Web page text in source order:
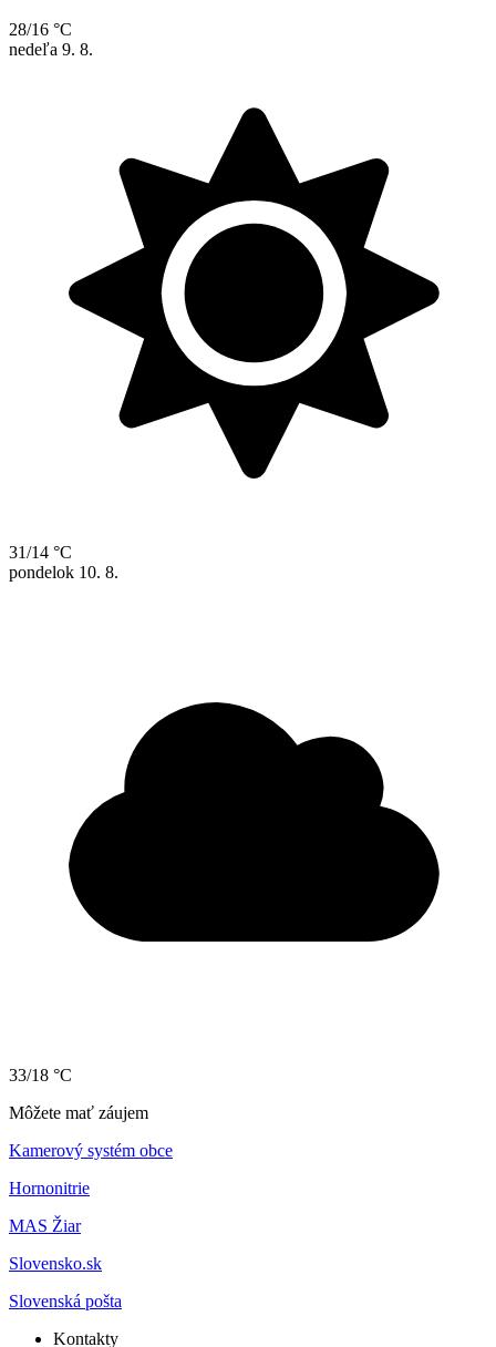
28/16 °C
nedeľa 9. 8.
31/14 °C
pondelok 10. 8.
33/18 °C
Môžete mať záujem
Kamerový systém obce
Hornonitrie
MAS Žiar
Slovensko.sk
Slovenská pošta
Kontakty